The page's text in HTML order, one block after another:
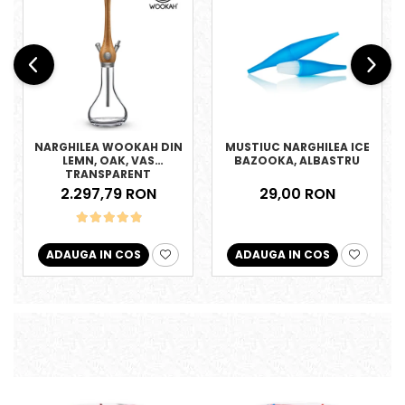
NARGHILEA WOOKAH DIN
LEMN, OAK, VAS
TRANSPARENT
2.297,79 RON
ADAUGA IN COS
MUSTIUC NARGHILEA ICE
BAZOOKA, ALBASTRU
29,00 RON
ADAUGA IN COS